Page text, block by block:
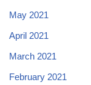
May 2021
April 2021
March 2021
February 2021